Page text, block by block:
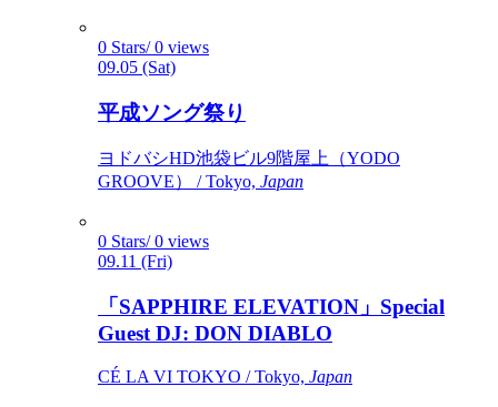
0 Stars/ 0 views
09.05 (Sat)
平成ソング祭り
ヨドバシHD池袋ビル9階屋上（YODO
GROOVE） / Tokyo, Japan
0 Stars/ 0 views
09.11 (Fri)
「SAPPHIRE ELEVATION」Special
Guest DJ: DON DIABLO
CÉ LA VI TOKYO / Tokyo, Japan